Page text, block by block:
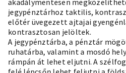
akadálymentesen
jegypénztárhoz taktilis,
előtér üvegezett ajtajai
kontrasztosan jelöltek.
A jegypénztárba, a pénztár
ruhatárba, valamint a mosdó
rámpán át lehet eljutni. A